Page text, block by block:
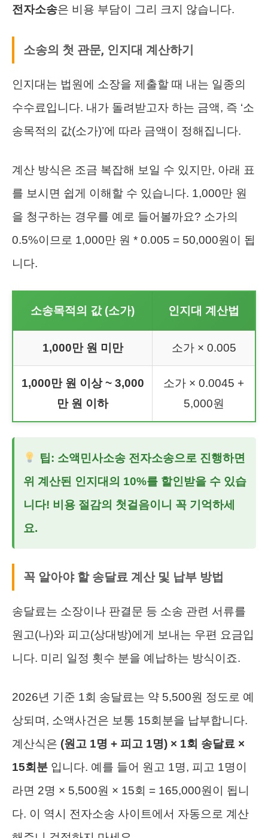
전자소송은 비용 부담이 그리 크지 않습니다.
소송의 첫 관문, 인지대 계산하기
인지대는 법원에 소장을 제출할 때 내는 일종의
수수료입니다. 내가 돌려받고자 하는 금액, 즉 ‘소
송목적의 값(소가)’에 따라 금액이 정해집니다.
계산 방식은 조금 복잡해 보일 수 있지만, 아래 표
를 보시면 쉽게 이해할 수 있습니다. 1,000만 원
을 청구하는 경우를 예로 들어볼까요? 소가의
0.5%이므로 1,000만 원 * 0.005 = 50,000원이 됩
니다.
소송목적의 값 (소가) 인지대 계산법
1,000만 원 미만 소가 × 0.005
1,000만 원 이상 ~ 3,000
만 원 이하
소가 × 0.0045 +
5,000원
팁: 소액민사소송 전자소송으로 진행하면
위 계산된 인지대의 10%를 할인받을 수 있습
니다! 비용 절감의 첫걸음이니 꼭 기억하세
요.
꼭 알아야 할 송달료 계산 및 납부 방법
송달료는 소장이나 판결문 등 소송 관련 서류를
원고(나)와 피고(상대방)에게 보내는 우편 요금입
니다. 미리 일정 횟수 분을 예납하는 방식이죠.
2026년 기준 1회 송달료는 약 5,500원 정도로 예
상되며, 소액사건은 보통 15회분을 납부합니다.
계산식은 (원고 1명 + 피고 1명) × 1회 송달료 ×
15회분 입니다. 예를 들어 원고 1명, 피고 1명이
라면 2명 × 5,500원 × 15회 = 165,000원이 됩니
다. 이 역시 전자소송 사이트에서 자동으로 계산